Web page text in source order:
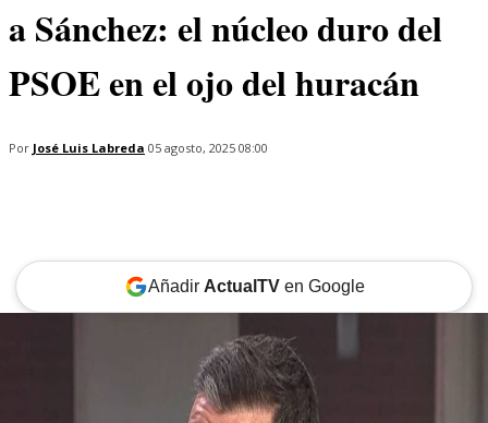
a Sánchez: el núcleo duro del
PSOE en el ojo del huracán
Por José Luis Labreda 05 agosto, 2025 08:00
Añadir ActualTVen Google